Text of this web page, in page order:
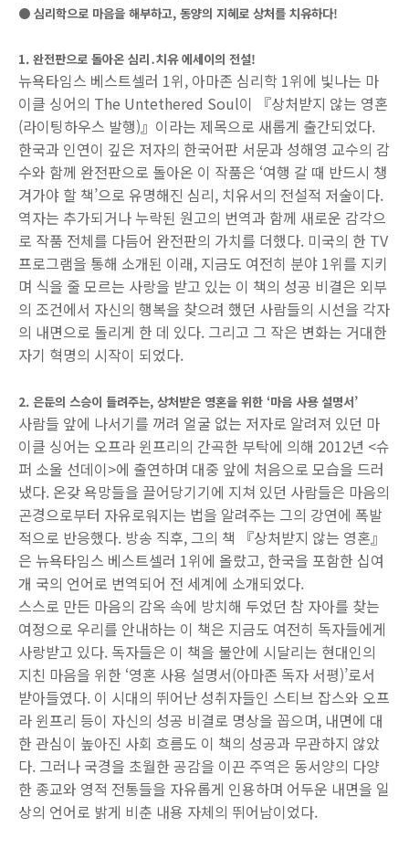
● 심리학으로 마음을 해부하고, 동양의 지혜로 상처를 치유하다!
1. 완전판으로 돌아온 심리․치유 에세이의 전설!
뉴욕타임스 베스트셀러 1위, 아마존 심리학 1위에 빛나는 마
이클 싱어의 The Untethered Soul이 『상처받지 않는 영혼
(라이팅하우스 발행)』이라는 제목으로 새롭게 출간되었다.
한국과 인연이 깊은 저자의 한국어판 서문과 성해영 교수의 감
수와 함께 완전판으로 돌아온 이 작품은 ‘여행 갈 때 반드시 챙
겨가야 할 책’으로 유명해진 심리, 치유서의 전설적 저술이다.
역자는 추가되거나 누락된 원고의 번역과 함께 새로운 감각으
로 작품 전체를 다듬어 완전판의 가치를 더했다. 미국의 한 TV
프로그램을 통해 소개된 이래, 지금도 여전히 분야 1위를 지키
며 식을 줄 모르는 사랑을 받고 있는 이 책의 성공 비결은 외부
의 조건에서 자신의 행복을 찾으려 했던 사람들의 시선을 각자
의 내면으로 돌리게 한 데 있다. 그리고 그 작은 변화는 거대한
자기 혁명의 시작이 되었다.
2. 은둔의 스승이 들려주는, 상처받은 영혼을 위한 ‘마음 사용 설명서’
사람들 앞에 나서기를 꺼려 얼굴 없는 저자로 알려져 있던 마
이클 싱어는 오프라 윈프리의 간곡한 부탁에 의해 2012년 <슈
퍼 소울 선데이>에 출연하며 대중 앞에 처음으로 모습을 드러
냈다. 온갖 욕망들을 끌어당기기에 지쳐 있던 사람들은 마음의
곤경으로부터 자유로워지는 법을 알려주는 그의 강연에 폭발
적으로 반응했다. 방송 직후, 그의 책 『상처받지 않는 영혼』
은 뉴욕타임스 베스트셀러 1위에 올랐고, 한국을 포함한 십여
개 국의 언어로 번역되어 전 세계에 소개되었다.
스스로 만든 마음의 감옥 속에 방치해 두었던 참 자아를 찾는
여정으로 우리를 안내하는 이 책은 지금도 여전히 독자들에게
사랑받고 있다. 독자들은 이 책을 불안에 시달리는 현대인의
지친 마음을 위한 ‘영혼 사용 설명서(아마존 독자 서평)’로서
받아들였다. 이 시대의 뛰어난 성취자들인 스티브 잡스와 오프
라 윈프리 등이 자신의 성공 비결로 명상을 꼽으며, 내면에 대
한 관심이 높아진 사회 흐름도 이 책의 성공과 무관하지 않았
다. 그러나 국경을 초월한 공감을 이끈 주역은 동서양의 다양
한 종교와 영적 전통들을 자유롭게 인용하며 어두운 내면을 일
상의 언어로 밝게 비춘 내용 자체의 뛰어남이었다.